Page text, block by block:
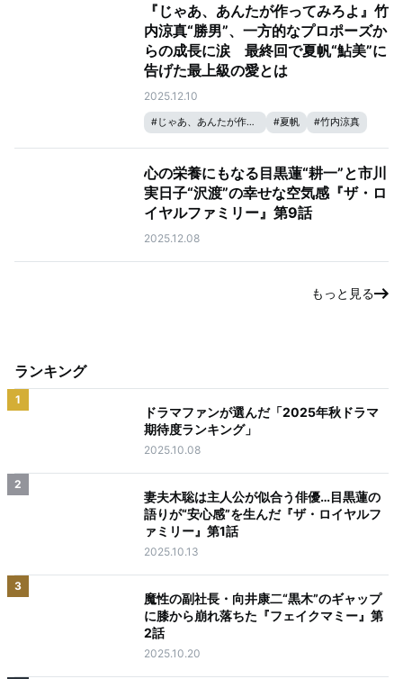
『じゃあ、あんたが作ってみろよ』竹
内涼真“勝男”、一方的なプロポーズか
らの成長に涙 最終回で夏帆“鮎美”に
告げた最上級の愛とは
2025.12.10
#じゃあ、あんたが作ってみろよ #夏帆 #竹内涼真
心の栄養にもなる目黒蓮“耕一”と市川
実日子“沢渡”の幸せな空気感『ザ・ロ
イヤルファミリー』第9話
2025.12.08
もっと見る
ランキング
1
ドラマファンが選んだ「2025年秋ドラマ
期待度ランキング」
2025.10.08
2
妻夫木聡は主人公が似合う俳優…目黒蓮の
語りが“安心感”を生んだ『ザ・ロイヤルフ
ァミリー』第1話
2025.10.13
3
魔性の副社長・向井康二“黒木”のギャップ
に膝から崩れ落ちた『フェイクマミー』第
2話
2025.10.20